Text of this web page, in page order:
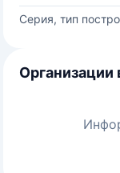
Серия, тип
Организации